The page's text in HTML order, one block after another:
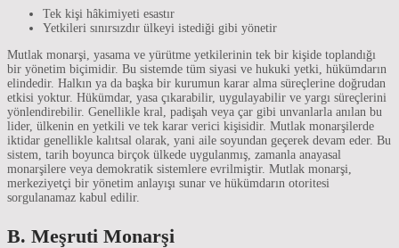
Tek kişi hâkimiyeti esastır
Yetkileri sınırsızdır ülkeyi istediği gibi yönetir
Mutlak monarşi, yasama ve yürütme yetkilerinin tek bir kişide toplandığı
bir yönetim biçimidir. Bu sistemde tüm siyasi ve hukuki yetki, hükümdarın
elindedir. Halkın ya da başka bir kurumun karar alma süreçlerine doğrudan
etkisi yoktur. Hükümdar, yasa çıkarabilir, uygulayabilir ve yargı süreçlerini
yönlendirebilir. Genellikle kral, padişah veya çar gibi unvanlarla anılan bu
lider, ülkenin en yetkili ve tek karar verici kişisidir. Mutlak monarşilerde
iktidar genellikle kalıtsal olarak, yani aile soyundan geçerek devam eder. Bu
sistem, tarih boyunca birçok ülkede uygulanmış, zamanla anayasal
monarşilere veya demokratik sistemlere evrilmiştir. Mutlak monarşi,
merkeziyetçi bir yönetim anlayışı sunar ve hükümdarın otoritesi
sorgulanamaz kabul edilir.
B. Meşruti Monarşi